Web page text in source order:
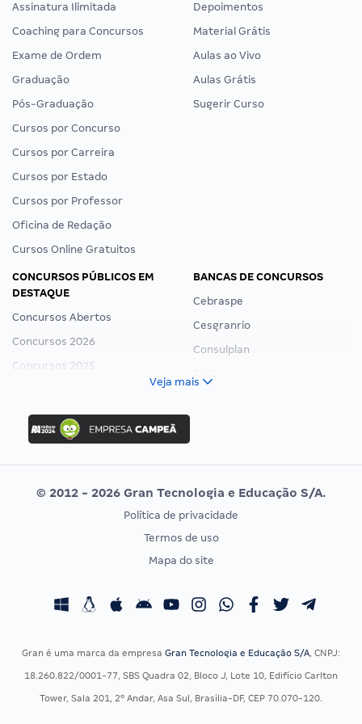
Assinatura Ilimitada
Coaching para Concursos
Exame de Ordem
Graduação
Pós-Graduação
Cursos por Concurso
Cursos por Carreira
Cursos por Estado
Cursos por Professor
Oficina de Redação
Cursos Online Gratuitos
Depoimentos
Material Grátis
Aulas ao Vivo
Aulas Grátis
Sugerir Curso
CONCURSOS PÚBLICOS EM
DESTAQUE
Concursos Abertos
Concursos 2026
Concursos 2025
Concurso Ibama
Concurso MPU
Editais publicados
BANCAS DE CONCURSOS
Cebraspe
Cesgranrio
Consulplan
Vunesp
CONCURSOS POR PROFISSÃO
Concursos Fiscais
Concursos Saúde
EXAME DE ORDEM
Calendário OAB
Veja mais
© 2012 - 2026 Gran Tecnologia e Educação S/A.
Política de privacidade
Termos de uso
Mapa do site
Gran é uma marca da empresa Gran Tecnologia e Educação S/A, CNPJ:
18.260.822/0001-77, SBS Quadra 02, Bloco J, Lote 10, Edifício Carlton
Tower, Sala 201, 2º Andar, Asa Sul, Brasília-DF, CEP 70.070-120.